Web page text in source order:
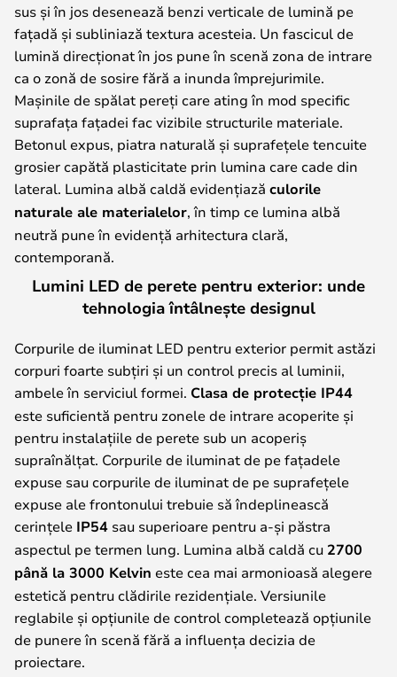
sus și în jos desenează benzi verticale de lumină pe
fațadă și subliniază textura acesteia. Un fascicul de
lumină direcționat în jos pune în scenă zona de intrare
ca o zonă de sosire fără a inunda împrejurimile.
Mașinile de spălat pereți care ating în mod specific
suprafața fațadei fac vizibile structurile materiale.
Betonul expus, piatra naturală și suprafețele tencuite
grosier capătă plasticitate prin lumina care cade din
lateral. Lumina albă caldă evidențiază culorile
naturale ale materialelor, în timp ce lumina albă
neutră pune în evidență arhitectura clară,
contemporană.
Lumini LED de perete pentru exterior: unde
tehnologia întâlnește designul
Corpurile de iluminat LED pentru exterior permit astăzi
corpuri foarte subțiri și un control precis al luminii,
ambele în serviciul formei. Clasa de protecție IP44
este suficientă pentru zonele de intrare acoperite și
pentru instalațiile de perete sub un acoperiș
supraînălțat. Corpurile de iluminat de pe fațadele
expuse sau corpurile de iluminat de pe suprafețele
expuse ale frontonului trebuie să îndeplinească
cerințele IP54 sau superioare pentru a-și păstra
aspectul pe termen lung. Lumina albă caldă cu 2700
până la 3000 Kelvin este cea mai armonioasă alegere
estetică pentru clădirile rezidențiale. Versiunile
reglabile și opțiunile de control completează opțiunile
de punere în scenă fără a influența decizia de
proiectare.